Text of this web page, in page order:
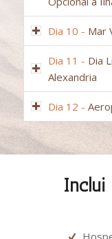
Dia 10 - Mar
Dia 11 - Dia
Alexandria
Dia 12 -
Inclui